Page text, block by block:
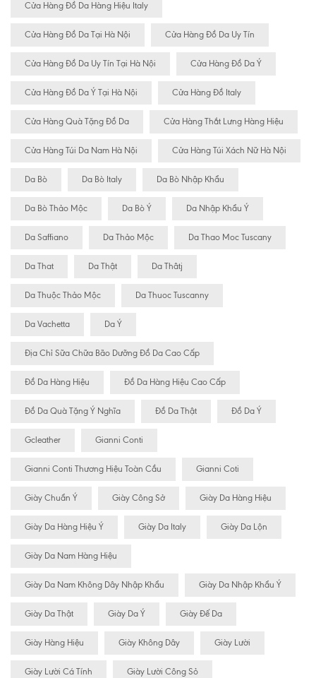
Cửa Hàng Đồ Da Hàng Hiệu Italy
Cửa Hàng Đồ Da Tại Hà Nội Cửa Hàng Đồ Da Uy Tín
Cửa Hàng Đồ Da Uy Tín Tại Hà Nội Cửa Hàng Đồ Da Ý
Cửa Hàng Đồ Da Ý Tại Hà Nội Cửa Hàng Đồ Italy
Cửa Hàng Quà Tặng Đồ Da Cửa Hàng Thắt Lưng Hàng Hiệu
Cửa Hàng Túi Da Nam Hà Nội Cửa Hàng Túi Xách Nữ Hà Nội
Da Bò Da Bò Italy Da Bò Nhập Khẩu
Da Bò Thảo Mộc Da Bò Ý Da Nhập Khẩu Ý
Da Saffiano Da Thảo Mộc Da Thao Moc Tuscany
Da That Da Thật Da Thâtj
Da Thuộc Thảo Mộc Da Thuoc Tuscanny
Da Vachetta Da Ý
Địa Chỉ Sữa Chữa Bão Dưỡng Đồ Da Cao Cấp
Đồ Da Hàng Hiệu Đồ Da Hàng Hiệu Cao Cấp
Đồ Da Quà Tặng Ý Nghĩa Đồ Da Thật Đồ Da Ý
Gcleather Gianni Conti
Gianni Conti Thương Hiệu Toàn Cầu Gianni Coti
Giày Chuẩn Ý Giày Công Sở Giày Da Hàng Hiệu
Giày Da Hàng Hiệu Ý Giày Da Italy Giày Da Lộn
Giày Da Nam Hàng Hiệu
Giày Da Nam Không Dây Nhập Khẩu Giày Da Nhập Khẩu Ý
Giày Da Thật Giày Da Ý Giày Đế Da
Giày Hàng Hiệu Giày Không Dây Giày Lười
Giày Lười Cá Tính Giày Lười Công Sỏ